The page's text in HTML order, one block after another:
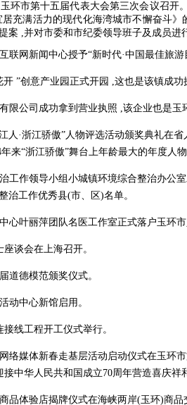
环市第十五届代表大会第三次会议召开
充满活力的现代化海湾城市不懈奋斗
案 ,并对市委和市纪委领导班子及成员进
联网新闻中心授予“新时代·中国最佳旅游
”创意产业园正式开园 ,这也是该镇成
限公司成功拿到营业执照 ,该企业也是
人 ·浙江骄傲”人物评选活动颁奖典礼在
来“浙江骄傲”舞台上年龄最大的年度人
工作领导小组小城镇环境综合整治办公
治工作优秀县(市、区)名单。
心叶丽萍团队名医工作室正式落户玉环
谈会在上海召开。
道德模范颁奖仪式。
动中心新馆启用。
线工程开工仪式举行。
络媒体新春走基层活动启动仪式在玉环
接中华人民共和国成立70周年营造喜庆祥
品体验店揭牌仪式在海峡两岸(玉环)商